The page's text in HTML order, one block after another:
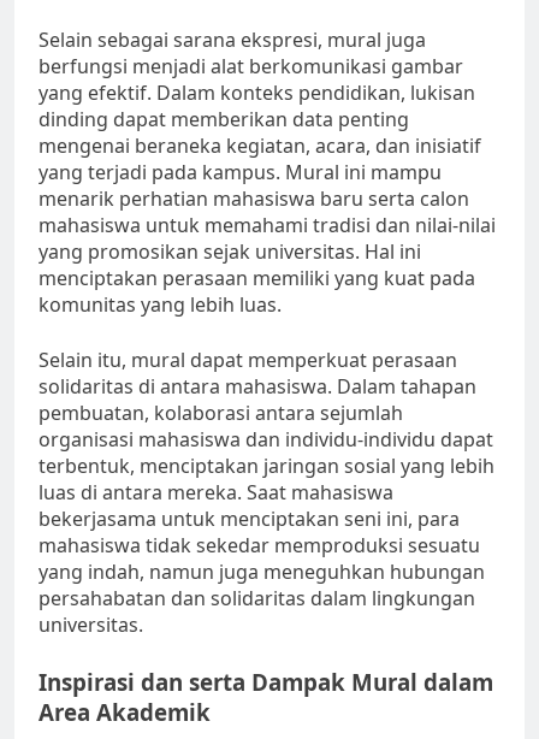
Selain sebagai sarana ekspresi, mural juga
berfungsi menjadi alat berkomunikasi gambar
yang efektif. Dalam konteks pendidikan, lukisan
dinding dapat memberikan data penting
mengenai beraneka kegiatan, acara, dan inisiatif
yang terjadi pada kampus. Mural ini mampu
menarik perhatian mahasiswa baru serta calon
mahasiswa untuk memahami tradisi dan nilai-nilai
yang promosikan sejak universitas. Hal ini
menciptakan perasaan memiliki yang kuat pada
komunitas yang lebih luas.
Selain itu, mural dapat memperkuat perasaan
solidaritas di antara mahasiswa. Dalam tahapan
pembuatan, kolaborasi antara sejumlah
organisasi mahasiswa dan individu-individu dapat
terbentuk, menciptakan jaringan sosial yang lebih
luas di antara mereka. Saat mahasiswa
bekerjasama untuk menciptakan seni ini, para
mahasiswa tidak sekedar memproduksi sesuatu
yang indah, namun juga meneguhkan hubungan
persahabatan dan solidaritas dalam lingkungan
universitas.
Inspirasi dan serta Dampak Mural dalam
Area Akademik